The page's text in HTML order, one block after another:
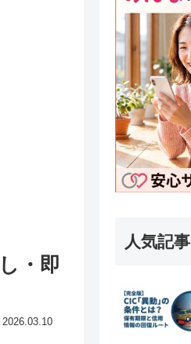
・即
2026.03.10
人気記事